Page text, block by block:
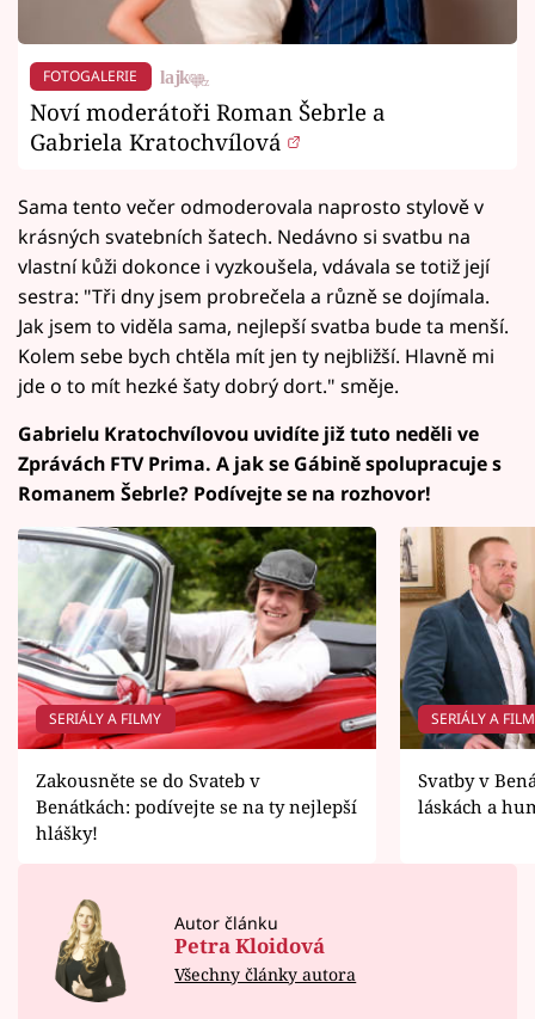
FOTOGALERIE
Noví moderátoři Roman Šebrle a
Gabriela Kratochvílová
Sama tento večer odmoderovala naprosto stylově v
krásných svatebních šatech. Nedávno si svatbu na
vlastní kůži dokonce i vyzkoušela, vdávala se totiž její
sestra: "Tři dny jsem probrečela a různě se dojímala.
Jak jsem to viděla sama, nejlepší svatba bude ta menší.
Kolem sebe bych chtěla mít jen ty nejbližší. Hlavně mi
jde o to mít hezké šaty dobrý dort." směje.
Gabrielu Kratochvílovou uvidíte již tuto neděli ve
Zprávách FTV Prima. A jak se Gábině spolupracuje s
Romanem Šebrle? Podívejte se na rozhovor!
SERIÁLY A FILMY
Zakousněte se do Svateb v
Benátkách: podívejte se na ty nejlepší
hlášky!
SERIÁLY A
Svatby v
láskách a
Autor článku
Petra Kloidová
Všechny články autora